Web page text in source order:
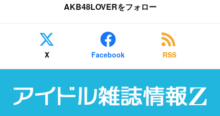
AKB48LOVERをフォロー
X Facebook RSS